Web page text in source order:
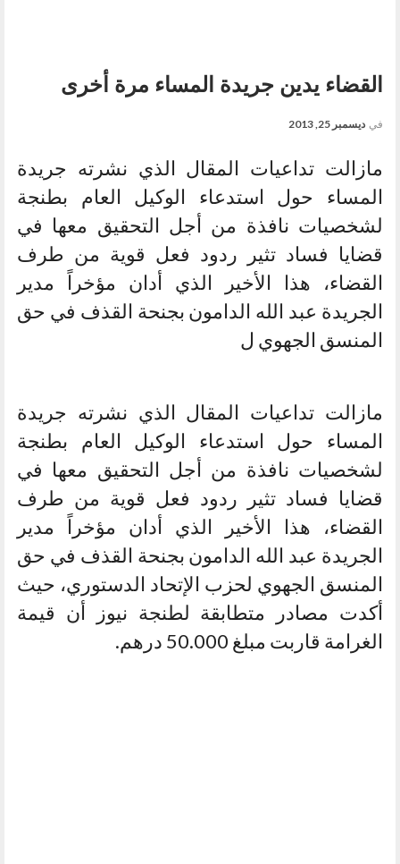
القضاء يدين جريدة المساء مرة أخرى
في ديسمبر 25, 2013
مازالت تداعيات المقال الذي نشرته جريدة
المساء حول استدعاء الوكيل العام بطنجة
لشخصيات نافذة من أجل التحقيق معها في
قضايا فساد تثير ردود فعل قوية من طرف
القضاء، هذا الأخير الذي أدان مؤخراً مدير
الجريدة عبد الله الدامون بجنحة القذف في حق
المنسق الجهوي ل
مازالت تداعيات المقال الذي نشرته جريدة
المساء حول استدعاء الوكيل العام بطنجة
لشخصيات نافذة من أجل التحقيق معها في
قضايا فساد تثير ردود فعل قوية من طرف
القضاء، هذا الأخير الذي أدان مؤخراً مدير
الجريدة عبد الله الدامون بجنحة القذف في حق
المنسق الجهوي لحزب الإتحاد الدستوري، حيث
أكدت مصادر متطابقة لطنجة نيوز أن قيمة
الغرامة قاربت مبلغ 50.000 درهم.